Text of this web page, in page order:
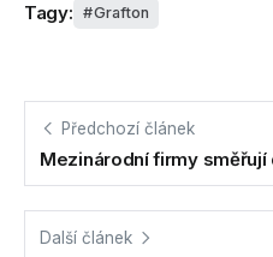
Tagy: Grafton
Předchozí článek
Mezinárodní firmy směřují
Další článek